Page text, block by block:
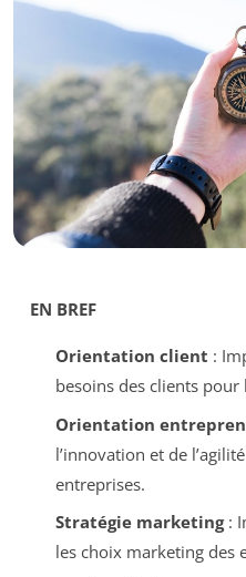
EN BREF
Orientation client :
besoins des clients pour
Orientation
l’innovation et de
entreprises.
Stratégie marketing:
les choix marketing des